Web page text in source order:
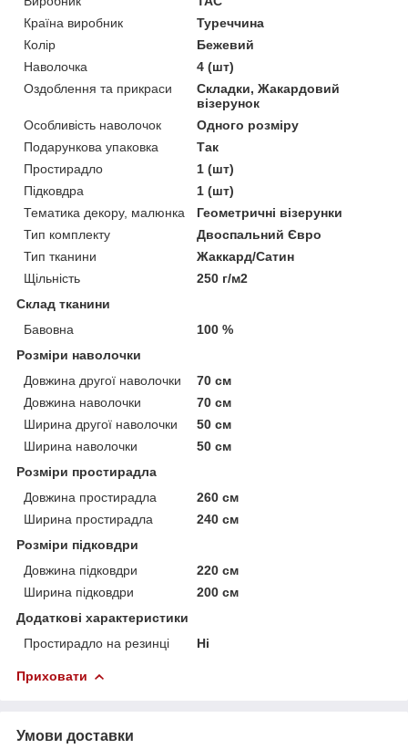
Країна виробник
Туреччина
Колір
Бежевий
Наволочка
4 (шт)
Оздоблення та прикраси
Складки, Жакардовий
візерунок
Особливість наволочок
Одного розміру
Подарункова упаковка
Так
Простирадло
1 (шт)
Підковдра
1 (шт)
Тематика декору, малюнка
Геометричні візерунки
Тип комплекту
Двоспальний Євро
Тип тканини
Жаккард/Сатин
Щільність
250 г/м2
Склад тканини
Бавовна
100 %
Розміри наволочки
Довжина другої наволочки
70 см
Довжина наволочки
70 см
Ширина другої наволочки
50 см
Ширина наволочки
50 см
Розміри простирадла
Довжина простирадла
260 см
Ширина простирадла
240 см
Розміри підковдри
Довжина підковдри
220 см
Ширина підковдри
200 см
Додаткові характеристики
Простирадло на резинці
Ні
Приховати
Умови доставки